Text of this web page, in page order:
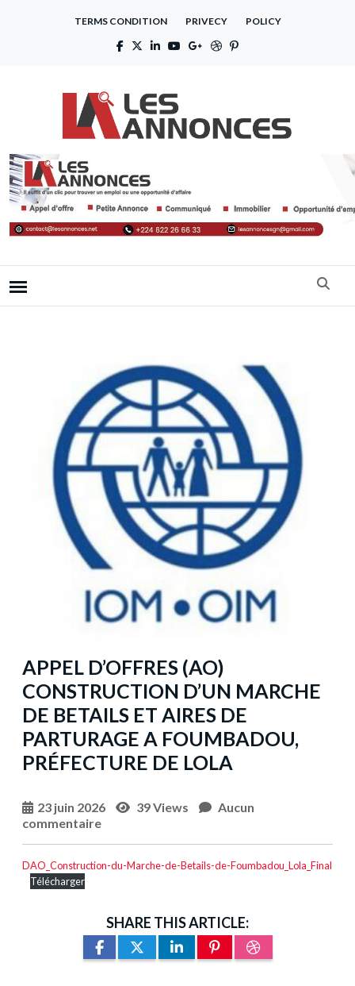
TERMS CONDITION PRIVECY POLICY
APPEL D’OFFRES (AO)
CONSTRUCTION D’UN MARCHE
DE BETAILS ET AIRES DE
PARTURAGE A FOUMBADOU,
PRÉFECTURE DE LOLA
23 juin 2026 39 Views
Aucun
commentaire
DAO_Construction-du-Marche-de-Betails-de-Foumbadou_Lola_Final
Télécharger
SHARE THIS ARTICLE: